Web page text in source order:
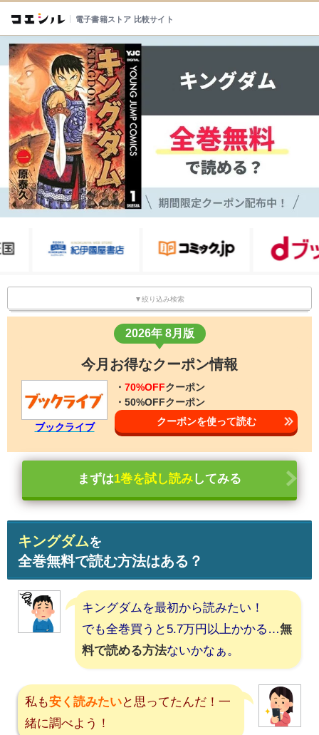
電子書籍ストア 比較サイト
▼絞り込み検索
2026年 8月版
今月お得なクーポン情報
ブックライブ
・ 70%OFFクーポン
・50%OFFクーポン
クーポンを使って読む
まずは1巻を試し読みしてみる
キングダムを
全巻無料で読む方法はある？
キングダムを最初から読みたい！
でも全巻買うと5.7万円以上かかる…無
料で読める方法ないかなぁ。
私も安く読みたいと思ってたんだ！一
緒に調べよう！